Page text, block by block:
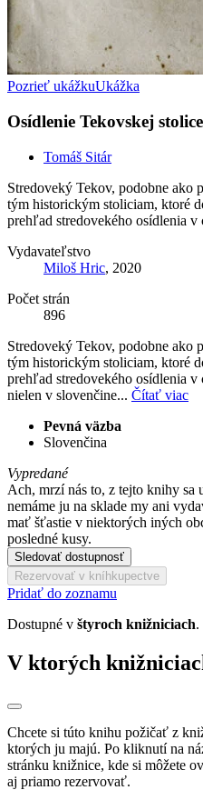
Pozrieť ukážkuUkážka
Osídlenie Tekovskej
Tomáš Sitár
Stredoveký Tekov, podobne ako
tým historickým stoliciam, ktoré
prehľad stredovekého osídlenia v
Vydavateľstvo
Miloš Hric, 2020
Počet strán
896
Stredoveký Tekov, podobne ako
tým historickým stoliciam, ktoré
prehľad stredovekého osídlenia v
nielen v slovenčine... Čítať viac
Pevná väzba
Slovenčina
Vypredané
Ach, mrzí nás to, z tejto knihy sa
nemáme ju na sklade my ani
mať šťastie v niektorých iných
posledné kusy.
Sledovať dostupnosť
Rezervovať v kníhkupectve
Pridať do zoznamu
Dostupné v štyroch knižniciach.
V ktorých
Chcete si túto knihu požičať z
ktorých ju majú. Po kliknutí na
stránku knižnice, kde si môžete
aj priamo rezervovať.